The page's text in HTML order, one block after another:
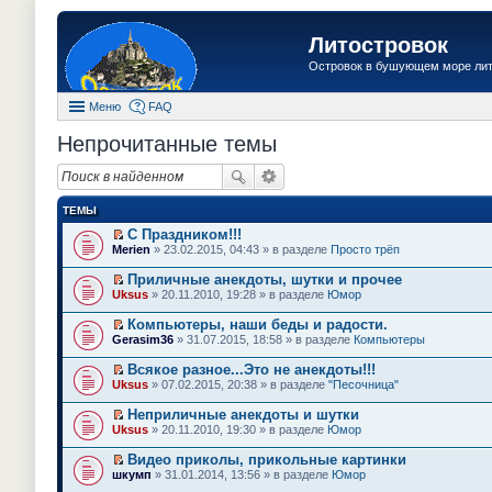
Литостровок
Островок в бушующем море
Меню FAQ
Непрочитанные темы
ТЕМЫ
П
р
е
й
т
и
к
е
р
в
о
м
у
е
п
р
С Праздником!!!
Merien » 23.02.2015, 04:43 » в разделе Просто трёп
П
р
е
й
т
и
к
е
р
в
о
м
у
Приличные анекдоты, шутки и прочее
Uksus » 20.11.2010, 19:28 » в разделе Юмор
П
р
е
й
т
и
к
е
р
в
Компьютеры, наши беды и радости.
Gerasim36 » 31.07.2015, 18:58 » в разделе Компьютеры
П
р
е
й
т
и
к
Всякое разное...Это не анекдоты!!!
Uksus » 07.02.2015, 20:38 » в разделе "Песочница"
П
р
е
й
Неприличные анекдоты и шутки
Uksus » 20.11.2010, 19:30 » в разделе Юмор
П
е
Видео приколы, прикольные картинки
шкумп » 31.01.2014, 13:56 » в разделе Юмор